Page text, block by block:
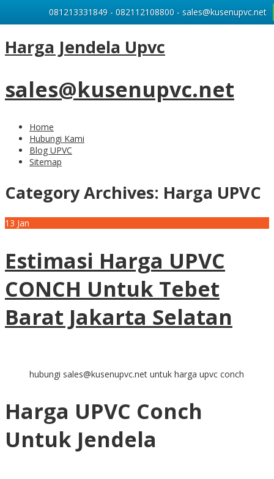
Harga Jendela Upvc
sales@kusenupvc.net
Home
Hubungi Kami
Blog UPVC
Sitemap
Category Archives: Harga UPVC
13 Jan
Estimasi Harga UPVC
CONCH Untuk Tebet
Barat Jakarta Selatan
hubungi sales@kusenupvc.net untuk harga upvc conch
Harga UPVC Conch
Untuk Jendela
081213331849 - 082112108800 - sales@kusenupvc.net